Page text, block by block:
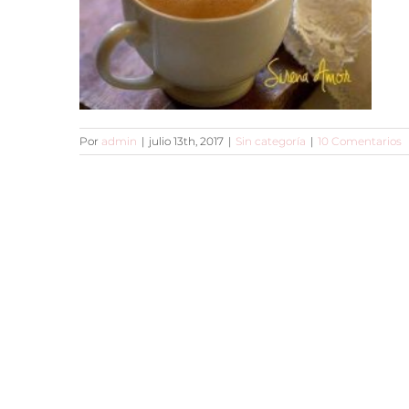
Por admin | julio 13th, 2017 | Sin categoría | 10 Comentarios